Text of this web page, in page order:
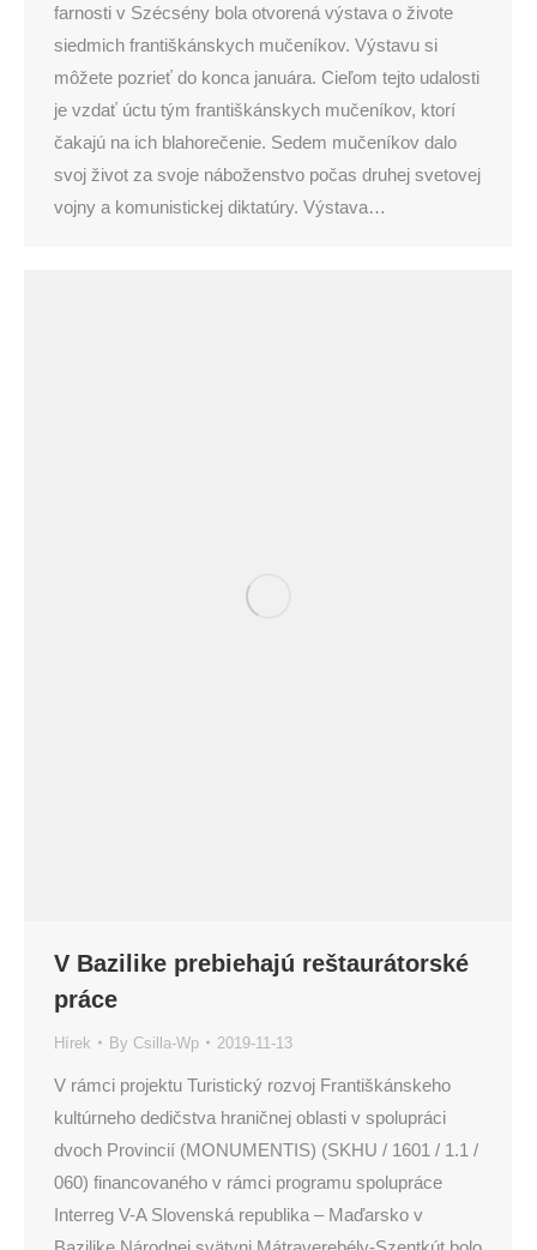
farnosti v Szécsény bola otvorená výstava o živote
siedmich františkánskych mučeníkov. Výstavu si
môžete pozrieť do konca januára. Cieľom tejto udalosti
je vzdať úctu tým františkánskych mučeníkov, ktorí
čakajú na ich blahorečenie. Sedem mučeníkov dalo
svoj život za svoje náboženstvo počas druhej svetovej
vojny a komunistickej diktatúry. Výstava…
V Bazilike prebiehajú reštaurátorské
práce
Hírek By Csilla-Wp 2019-11-13
V rámci projektu Turistický rozvoj Františkánskeho
kultúrneho dedičstva hraničnej oblasti v spolupráci
dvoch Provincií (MONUMENTIS) (SKHU / 1601 / 1.1 /
060) financovaného v rámci programu spolupráce
Interreg V-A Slovenská republika – Maďarsko v